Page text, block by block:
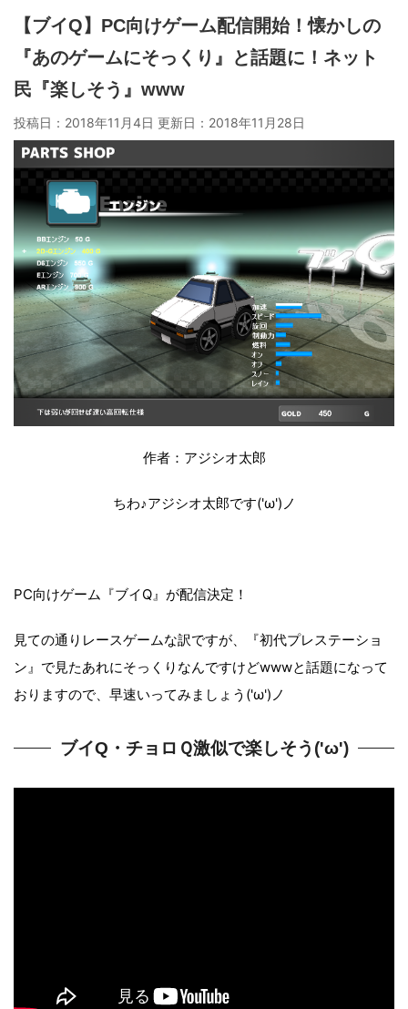
【ブイQ】PC向けゲーム配信開始！懐かしの
『あのゲームにそっくり』と話題に！ネット
民『楽しそう』www
投稿日：2018年11月4日 更新日： 2018年11月28日
作者：アジシオ太郎
ちわ♪アジシオ太郎です('ω')ノ
PC向けゲーム『ブイQ』が配信決定！
見ての通りレースゲームな訳ですが、『初代プレステーショ
ン』で見たあれにそっくりなんですけどwwwと話題になって
おりますので、早速いってみましょう('ω')ノ
ブイQ・チョロＱ激似で楽しそう('ω')